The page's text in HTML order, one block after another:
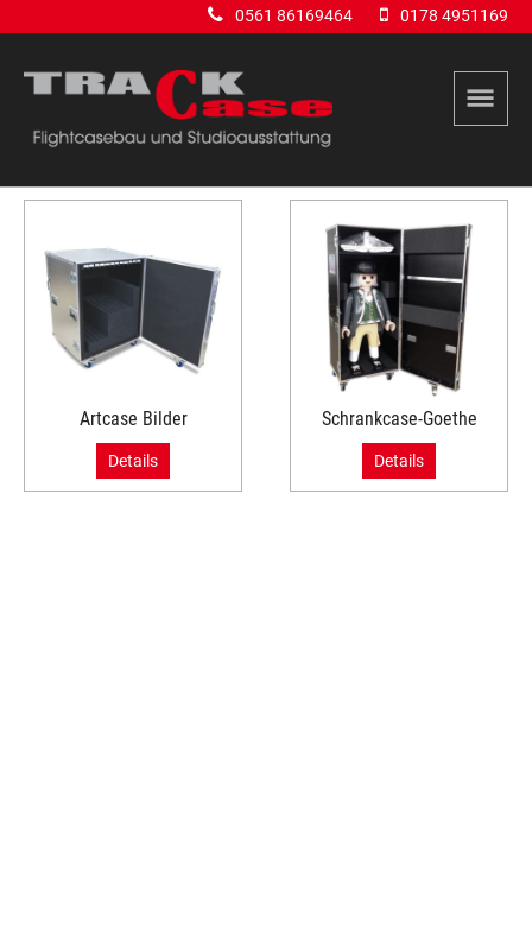
0561 86169464 0178 4951169
Artcase Bilder
Details
Schrankcase-Goethe
Details